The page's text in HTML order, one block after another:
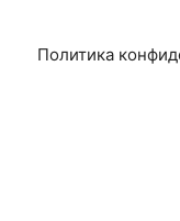
Политика